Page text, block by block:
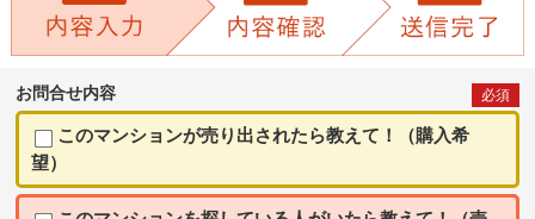
お問合せ内容 必須
このマンションが売り出されたら教えて！（購入希
望）